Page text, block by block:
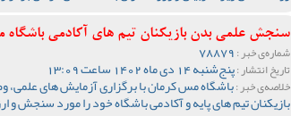
سنجش علمی بدن بازیکنان تیم های آکادمی
شماره‌ی خبر :
تاریخ انتشار :پنج‌شنبه 14 دی ماه 1402 ساعت 13:09
خلاصه‌ی خبر :باشگاه مس کرمان با برگزاری آزمایش های
بازیکنان تیم های پایه و آکادمی باشگاه خود را مورد سنجش و